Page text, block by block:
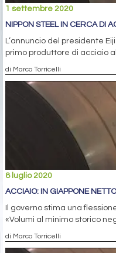
1 settembre 2020
NIPPON STEEL IN CERCA DI
L’annuncio del presidente
primo produttore di acciaio
di Marco Torricelli
8 luglio 2020
ACCIAIO: IN GIAPPONE
Il governo stima una
«Volumi al minimo storico
di Marco Torricelli